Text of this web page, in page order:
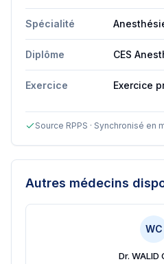
Spécialité
Diplôme CES
Exercice Exercice
Source RPPS · Synchronisé en
Autres médecins
WC
Dr. WALID